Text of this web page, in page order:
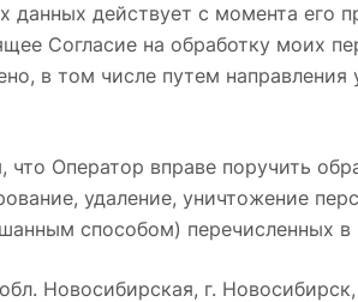
данных действует с момента его
Согласие на обработку моих
в том числе путем
Оператор вправе поручить
удаление, уничтожение
способом) перечисленных
Новосибирская, г. Новосибирск,